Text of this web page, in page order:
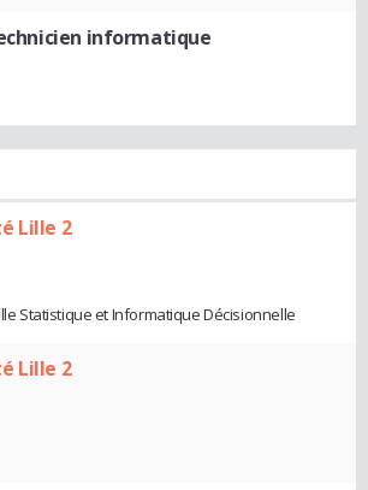
informatique
Lille 2
Statistique et Informatique Décisionnelle
Lille 2